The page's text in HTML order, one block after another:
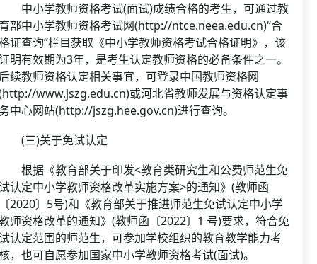
小学教师资格考试(面试)成绩合格的考生，可通过教
部中小学教师资格考试网(http://ntce.neea.edu.cn)“合
证查询”栏目获取《中小学教师资格考试合格证明》，该
明有效期为3年，是考生认定教师资格的必备条件之一。
续教师资格认定相关事宜，可登录中国教师资格网
www.jszg.edu.cn)或河北省教师发展与资格认定事
中心网站(http://jszg.hee.gov.cn)进行查询。
三)关于免试认定
据《教育部关于印发<教育类研究生和公费师范生免
认定中小学教师资格改革实施方案>的通知》(教师函
2020〕5号)和《教育部关于推进师范生免试认定中小学
师资格改革的通知》(教师函〔2022〕1 号)要求，符合免
认定范围的师范生，可参加学校组织的教育教学能力考
，也可自愿参加国家中小学教师资格考试(面试)。